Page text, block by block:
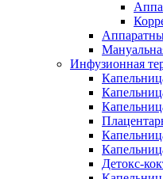
Инфузионная
Детокс-